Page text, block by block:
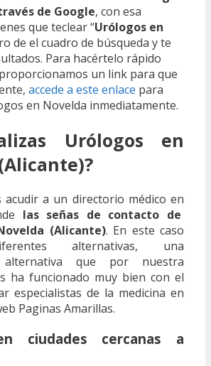
de Google, con esa
que teclear “Urólogos en
de el cuadro de búsqueda y te
Para hacértelo rápido
un link para que
accede a este enlace para
en Novelda inmediatamente.
Urólogos en
acudir a un directorio médico en
las señas de contacto de
(Alicante). En este caso
alternativas, una
alternativa que por nuestra
ha funcionado muy bien con el
especialistas de la medicina en
Paginas Amarillas.
ciudades cercanas a